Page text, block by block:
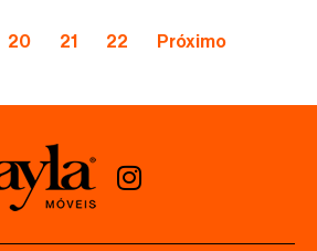
20 21 22 Próximo